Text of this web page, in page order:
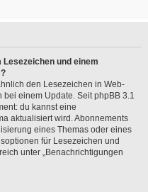
und einem
den Lesezeichen in Web-
bei einem Update. Seit phpBB 3.1
du kannst eine
aktualisiert wird. Abonnements
eines Themas oder eines
für Lesezeichen und
unter „Benachrichtigungen